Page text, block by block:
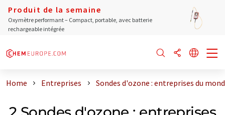
Produit de la semaine
Oxymètre performant – Compact, portable, avec batterie
rechargeable intégrée
Home Entreprises Sondes d'ozone : entreprises du